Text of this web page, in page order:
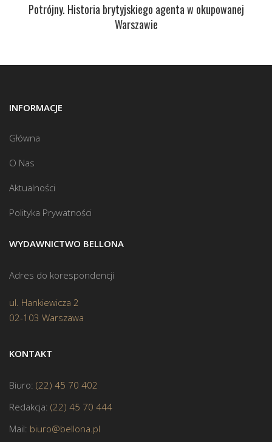
Potrójny. Historia brytyjskiego agenta w okupowanej
Warszawie
INFORMACJE
Główna
O Nas
Aktualności
Polityka Prywatności
WYDAWNICTWO BELLONA
Adres do korespondencji
ul. Hankiewicza 2
02-103 Warszawa
KONTAKT
Biuro: (22) 45 70 402
Redakcja: (22) 45 70 444
Mail: biuro@bellona.pl